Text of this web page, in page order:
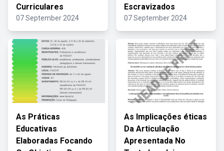
Curriculares
07 September 2024
Escravizados
07 September 2024
As Práticas
Educativas
Elaboradas Focando
As Implicações éticas
Da Articulação
Apresentada No